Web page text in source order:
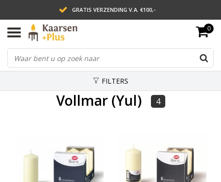
GRATIS VERZENDING V.A. €100,-
LEVERING BINNEN 2 WERKDAGEN
ACHTERAF BETALEN VIA AFTERPAY
0
FILTERS
Vollmar (Yul) 4